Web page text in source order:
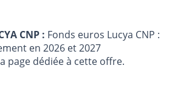
CNP : Fonds euros Lucya CNP :
en 2026 et 2027
page dédiée à cette offre.